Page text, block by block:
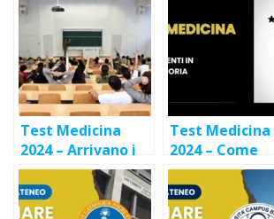
Test Medicina
2024 – Arrivano i
primi bandi delle
università private
Test Medicina
2024 – Come
funzionano gli
Scorrimenti in
Graduatoria?